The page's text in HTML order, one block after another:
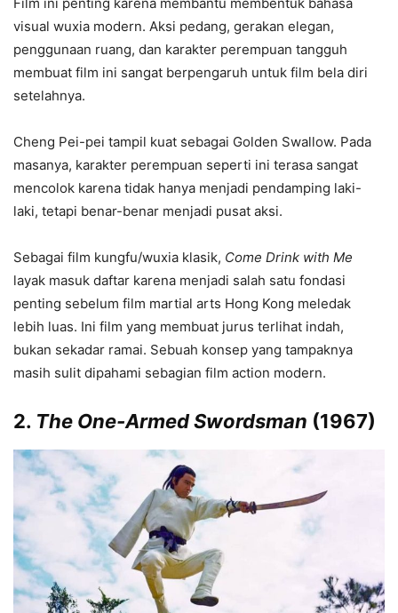
visual wuxia modern. Aksi pedang, gerakan elegan,
penggunaan ruang, dan karakter perempuan tangguh
membuat film ini sangat berpengaruh untuk film bela diri
setelahnya.
Cheng Pei-pei tampil kuat sebagai Golden Swallow. Pada
masanya, karakter perempuan seperti ini terasa sangat
mencolok karena tidak hanya menjadi pendamping laki-
laki, tetapi benar-benar menjadi pusat aksi.
Sebagai film kungfu/wuxia klasik, Come Drink with Me
layak masuk daftar karena menjadi salah satu fondasi
penting sebelum film martial arts Hong Kong meledak
lebih luas. Ini film yang membuat jurus terlihat indah,
bukan sekadar ramai. Sebuah konsep yang tampaknya
masih sulit dipahami sebagian film action modern.
2. The One-Armed Swordsman (1967)